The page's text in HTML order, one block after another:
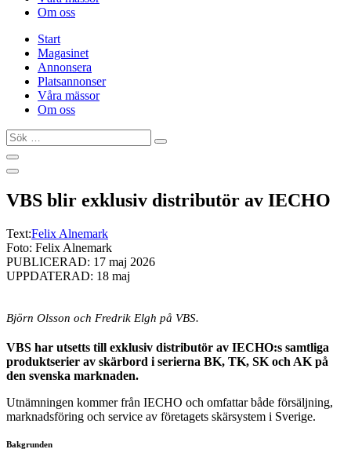
Om oss
Start
Magasinet
Annonsera
Platsannonser
Våra mässor
Om oss
Sök
…
VBS blir exklusiv distributör av IECHO
Text:Felix Alnemark
Foto: Felix Alnemark
PUBLICERAD: 17 maj 2026
UPPDATERAD: 18 maj
Björn Olsson och Fredrik Elgh på VBS.
VBS har utsetts till exklusiv distributör av IECHO:s samtliga
produktserier av skärbord i serierna BK, TK, SK och AK på
den svenska marknaden.
Utnämningen kommer från IECHO och omfattar både försäljning,
marknadsföring och service av företagets skärsystem i Sverige.
Bakgrunden